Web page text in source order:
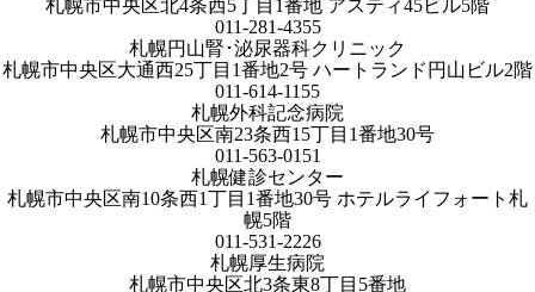
札幌市中央区北4条西5丁目1番地 アスティ45ビル5階
011-281-4355
札幌円山腎･泌尿器科クリニック
札幌市中央区大通西25丁目1番地2号 ハートランド円山ビル2階
011-614-1155
札幌外科記念病院
札幌市中央区南23条西15丁目1番地30号
011-563-0151
札幌健診センター
札幌市中央区南10条西1丁目1番地30号 ホテルライフォート札
幌5階
011-531-2226
札幌厚生病院
札幌市中央区北3条東8丁目5番地